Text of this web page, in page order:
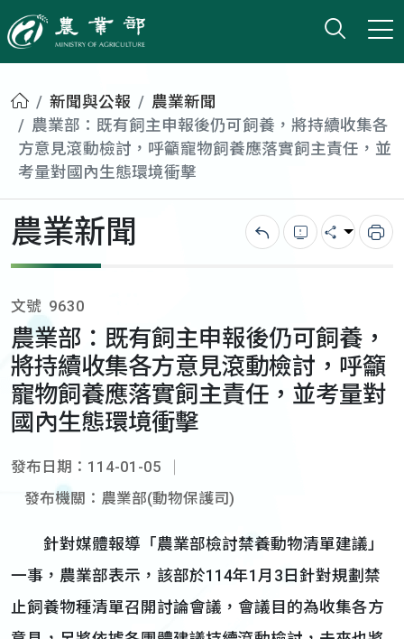
農業部
打開
小版
首頁新聞與公報
農業新聞
農業部：既有飼主申報後仍可飼養，將持續收集各
方意見滾動檢討，呼籲寵物飼養應落實飼主責任，並
考量對國內生態環境衝擊
農業新聞 回上一頁錯誤回報
分享 列
文號 9630
農業部：既有飼主申報後仍可飼養，
將持續收集各方意見滾動檢討，呼籲
寵物飼養應落實飼主責任，並考量對
國內生態環境衝擊
發布日期：114-01-05
發布機關：農業部(動物保護司)
針對媒體報導「農業部檢討禁養動物清單建議」
一事，農業部表示，該部於114年1月3日針對規劃禁
止飼養物種清單召開討論會議，會議目的為收集各方